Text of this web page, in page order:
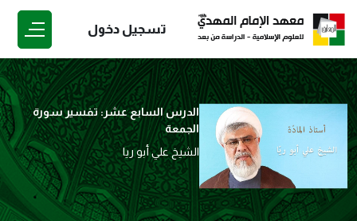
تسجيل دخول
الدرس السابع عشر: تفسير سورة
الجمعة
الشيخ علي أبو ريا